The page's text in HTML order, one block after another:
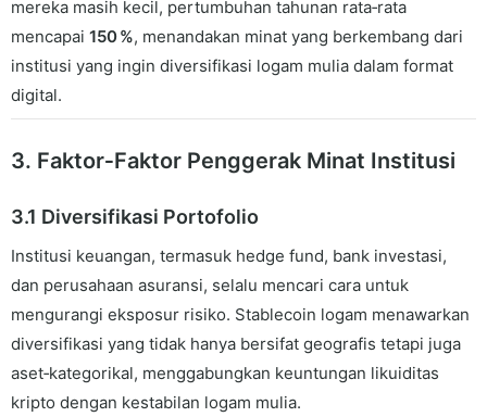
mereka masih kecil, pertumbuhan tahunan rata‑rata
mencapai 150 %, menandakan minat yang berkembang dari
institusi yang ingin diversifikasi logam mulia dalam format
digital.
3. Faktor‑Faktor Penggerak Minat Institusi
3.1 Diversifikasi Portofolio
Institusi keuangan, termasuk hedge fund, bank investasi,
dan perusahaan asuransi, selalu mencari cara untuk
mengurangi eksposur risiko. Stablecoin logam menawarkan
diversifikasi yang tidak hanya bersifat geografis tetapi juga
aset‑kategorikal, menggabungkan keuntungan likuiditas
kripto dengan kestabilan logam mulia.